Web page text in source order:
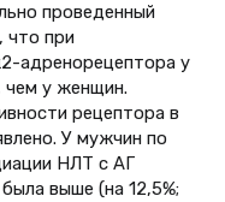
проведенный
что при
адренорецептора у
чем у женщин.
рецептора в
У мужчин по
НЛТ с АГ
выше (на 12,5%;